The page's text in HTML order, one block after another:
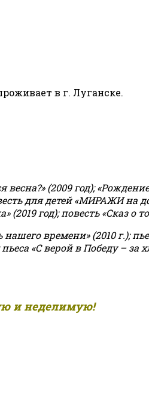
в г. Луганске.
(2009 год);
для детей «МИРАЖИ на
год); повесть «Сказ о
времени» (2010 г.);
«С верой в Победу – за
и неделимую!